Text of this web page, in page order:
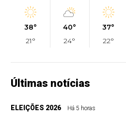
38°
21°
40°
24°
37°
22°
Últimas notícias
ELEIÇÕES 2026 Há 5 horas